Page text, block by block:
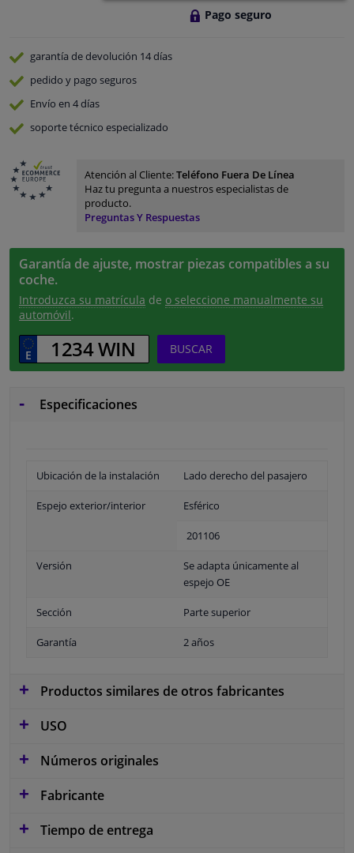
Pago seguro
garantía de devolución 14 días
pedido y pago seguros
Envío en 4 días
soporte técnico especializado
Atención al Cliente:Teléfono Fuera De Línea
Haz tu pregunta a nuestros especialistas de
producto.
Preguntas Y Respuestas
Garantía de ajuste, mostrar piezas compatibles a su
coche.
Introduzca su matrícula de o seleccione manualmente su
automóvil.
BUSCAR
Especificaciones
Ubicación de la instalación Lado derecho del pasajero
Espejo exterior/interior Esférico
201106
Versión
Se adapta únicamente al
espejo OE
Sección Parte superior
Garantía 2 años
Productos similares de otros fabricantes
USO
Números originales
Fabricante
Tiempo de entrega